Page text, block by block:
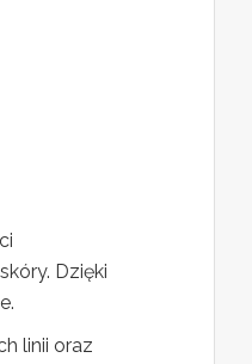
Dzięki
linii oraz